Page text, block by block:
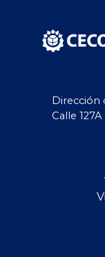
Dirección
Calle